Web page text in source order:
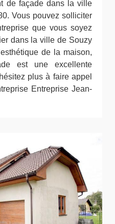
de façade dans la ville
Vous pouvez solliciter
que vous soyez
dans la ville de Souzy
de la maison,
est une excellente
plus à faire appel
Entreprise Jean-